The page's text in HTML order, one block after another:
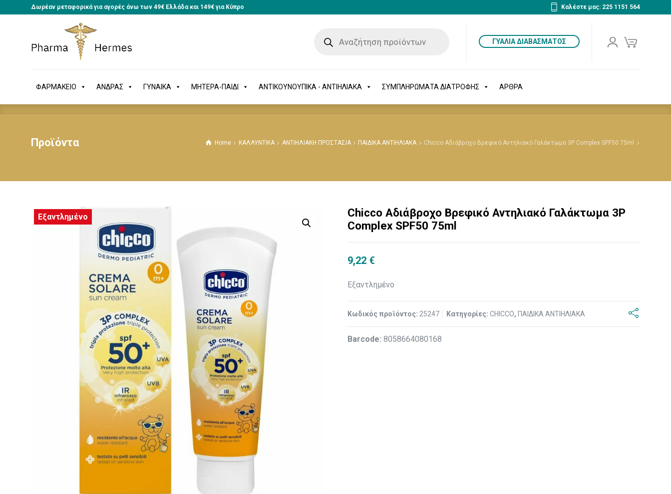
Δωρέαν μεταφορικά για αγορές άνω των 49€ Ελλάδα και 149€ για Κύπρο Καλέστε μας: 225 1151 564
ΓΥΑΛΙΑ ΔΙΑΒΑΣΜΑΤΟΣ
ΦΑΡΜΑΚΕΙΟ ΑΝΔΡΑΣ ΓΥΝΑΙΚΑ ΜΗΤΕΡΑ-ΠΑΙΔΙ ΑΝΤΙΚΟΥΝΟΥΠΙΚΑ - ΑΝΤΙΗΛΙΑΚΑ ΣΥΜΠΛΗΡΩΜΑΤΑ ΔΙΑΤΡΟΦΗΣ ΑΡΘΡΑ
ΦΑΡΜΑΚΕΙΟ ΑΝΔΡΑΣ ΓΥΝΑΙΚΑ ΜΗΤΕΡΑ-ΠΑΙΔΙ ΑΝΤΙΚΟΥΝΟΥΠΙΚΑ - ΑΝΤΙΗΛΙΑΚΑ ΣΥΜΠΛΗΡΩΜΑΤΑ ΔΙΑΤΡΟΦΗΣ ΑΡΘΡΑ
Προϊόντα Home ΚΑΛΛΥΝΤΙΚΑ ΑΝΤΙΗΛΙΑΚΗ ΠΡΟΣΤΑΣΙΑ ΠΑΙΔΙΚΑ ΑΝΤΙΗΛΙΑΚΑ Chicco Αδιάβροχο Βρεφικό Αντηλιακό Γαλάκτωμα 3P Complex SPF50 75ml
Εξαντλημένο
Chicco Αδιάβροχο Βρεφικό Αντηλιακό Γαλάκτωμα 3P
Complex SPF50 75ml
9,22 €
Εξαντλημένο
Κωδικός προϊόντος: 25247 Κατηγορίες:CHICCO, ΠΑΙΔΙΚΑ ΑΝΤΙΗΛΙΑΚΑ
Βarcode:8058664080168